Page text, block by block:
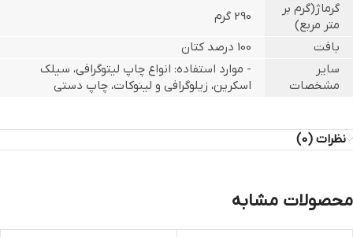
گرماژ(گرم بر
متر مربع)
290 گرم
بافت
100 درصد کتان
سایر
مشخصات
- موارد استفاده: انواع چاپ لیتوگرافی، سیلک
اسکرین، زیلوگرافی و لینوکات، چاپ دستی
نظرات (0)
محصولات مشابه